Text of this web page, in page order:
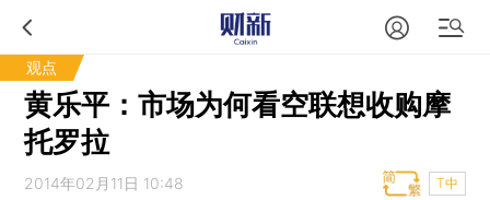
观点
黄乐平：市场为何看空联想收购摩
托罗拉
2014年02月11日 10:48 T中